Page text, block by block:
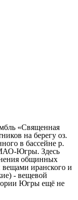
«Священная
на берегу оз.
в бассейне р.
Югры. Здесь
общинных
иранского и
- вещевой
Югры ещё не